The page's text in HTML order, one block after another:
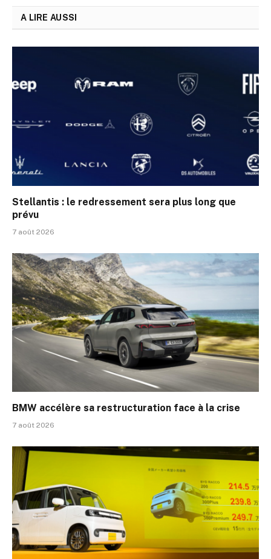
A LIRE AUSSI
Stellantis : le redressement sera plus long que
prévu
7 août 2026
BMW accélère sa restructuration face à la crise
7 août 2026